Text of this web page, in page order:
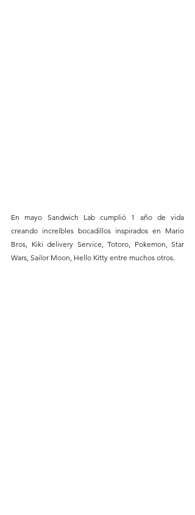
En mayo Sandwich Lab cumplió 1 año de vida
creando increíbles bocadillos inspirados en Mario
Bros, Kiki delivery Service, Totoro, Pokemon, Star
Wars, Sailor Moon, Hello Kitty entre muchos otros.